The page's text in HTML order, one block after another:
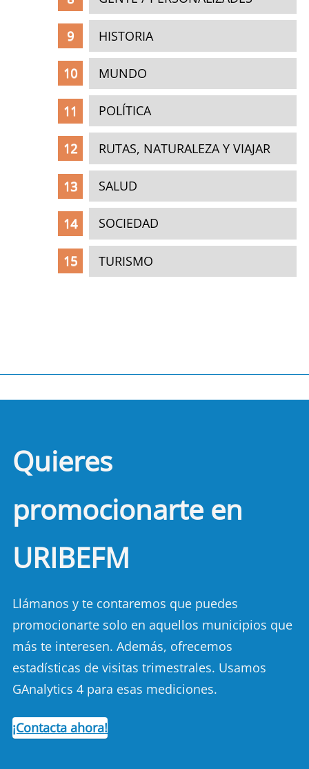
HISTORIA
MUNDO
POLÍTICA
RUTAS, NATURALEZA Y VIAJAR
SALUD
SOCIEDAD
TURISMO
Quieres
promocionarte en
URIBEFM
Llámanos y te contaremos que puedes
promocionarte solo en aquellos municipios que
más te interesen. Además, ofrecemos
estadísticas de visitas trimestrales. Usamos
GAnalytics 4 para esas mediciones.
¡Contacta ahora!